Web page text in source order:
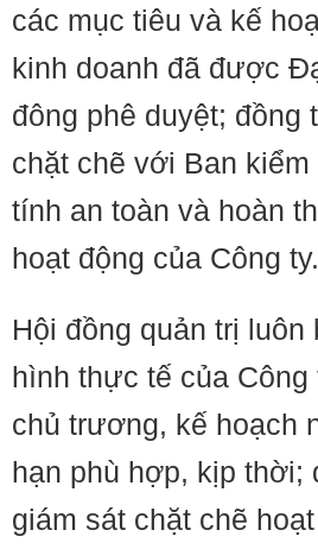
các mục tiêu và kế
kinh doanh đã được
đông phê duyệt; đồng
chặt chẽ với Ban
tính an toàn và hoàn
hoạt động của Công ty.
Hội đồng quản trị luôn
hình thực tế của Công
chủ trương, kế hoạch
hạn phù hợp, kịp thời;
giám sát chặt chẽ